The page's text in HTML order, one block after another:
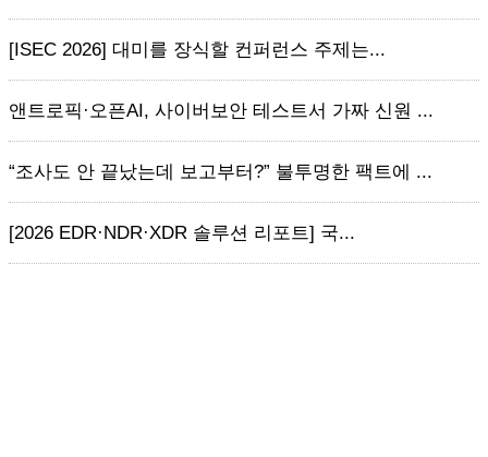
[ISEC 2026] 대미를 장식할 컨퍼런스 주제는...
앤트로픽·오픈AI, 사이버보안 테스트서 가짜 신원 ...
“조사도 안 끝났는데 보고부터?” 불투명한 팩트에 ...
[2026 EDR·NDR·XDR 솔루션 리포트] 국...